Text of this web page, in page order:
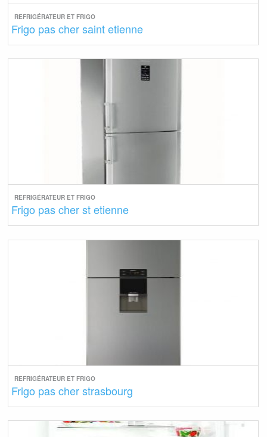
REFRIGÉRATEUR ET FRIGO
Frigo pas cher saint etienne
REFRIGÉRATEUR ET FRIGO
Frigo pas cher st etienne
REFRIGÉRATEUR ET FRIGO
Frigo pas cher strasbourg